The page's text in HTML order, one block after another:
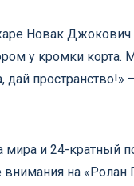
Новак Джокович
у кромки
дай
мира и 24-
внимания на «Ролан